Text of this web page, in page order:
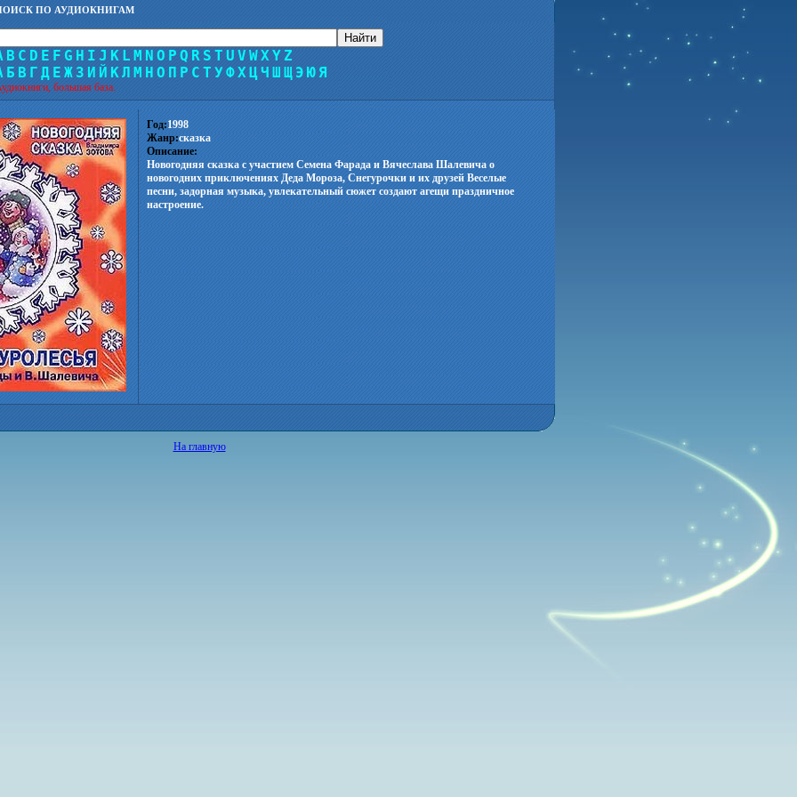
ПО АУДИОКНИГАМ
B C D E F G H I J K L M N O P Q R S T U V WXYZ
Б В Г Д Е Ж З И Й КЛ М Н О П Р С Т УФХ ЦЧ Ш Щ Э ЮЯ
большая база.
Год:1998
Жанр:сказка
Описание:
Новогодняя сказка с участием Семена Фарада и Вячеслава Шалевича о
новогодних приключениях Деда Мороза, Снегурочки и их друзей Веселые
песни, задорная музыка, увлекательный сюжет создают агещи праздничное
настроение.
На главную